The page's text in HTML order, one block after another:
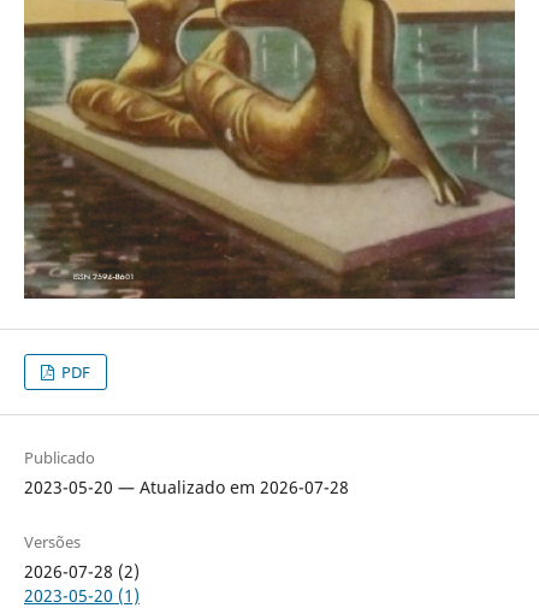
PDF
Publicado
2023-05-20 — Atualizado em 2026-07-28
Versões
2026-07-28 (2)
2023-05-20 (1)